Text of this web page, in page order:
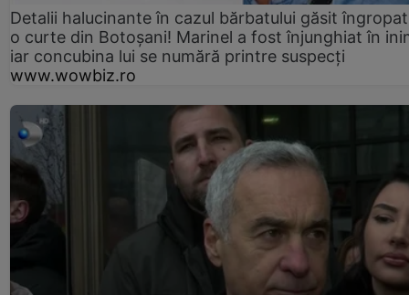
Detalii halucinante în cazul bărbatului găsit
o curte din Botoșani! Marinel a fost înjunghiat în
iar concubina lui se numără printre suspecți
www.wowbiz.ro